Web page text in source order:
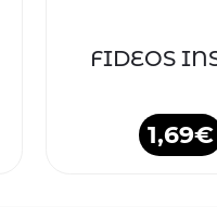
FIDEOS
1,69€